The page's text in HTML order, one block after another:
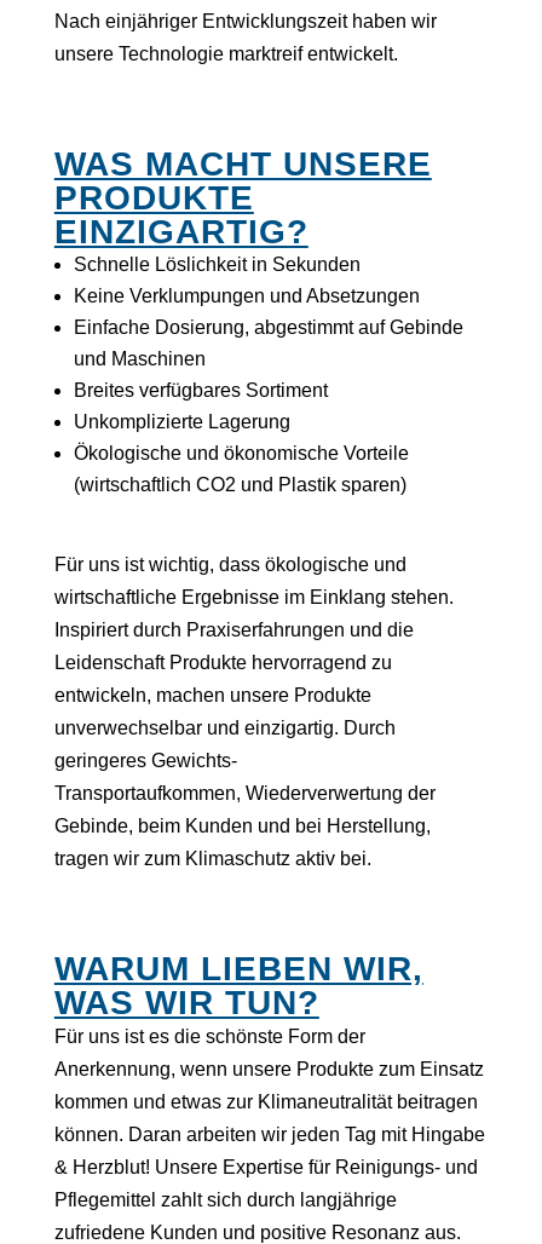
Nach einjähriger Entwicklungszeit haben wir
unsere Technologie marktreif entwickelt.
WAS MACHT UNSERE
PRODUKTE
EINZIGARTIG?
Schnelle Löslichkeit in Sekunden
Keine Verklumpungen und Absetzungen
Einfache Dosierung, abgestimmt auf Gebinde
und Maschinen
Breites verfügbares Sortiment
Unkomplizierte Lagerung
Ökologische und ökonomische Vorteile
(wirtschaftlich CO2 und Plastik sparen)
Für uns ist wichtig, dass ökologische und
wirtschaftliche Ergebnisse im Einklang stehen.
Inspiriert durch Praxiserfahrungen und die
Leidenschaft Produkte hervorragend zu
entwickeln, machen unsere Produkte
unverwechselbar und einzigartig. Durch
geringeres Gewichts-
Transportaufkommen, Wiederverwertung der
Gebinde, beim Kunden und bei Herstellung,
tragen wir zum Klimaschutz aktiv bei.
WARUM LIEBEN WIR,
WAS WIR TUN?
Für uns ist es die schönste Form der
Anerkennung, wenn unsere Produkte zum Einsatz
kommen und etwas zur Klimaneutralität beitragen
können. Daran arbeiten wir jeden Tag mit Hingabe
& Herzblut! Unsere Expertise für Reinigungs- und
Pflegemittel zahlt sich durch langjährige
zufriedene Kunden und positive Resonanz aus.